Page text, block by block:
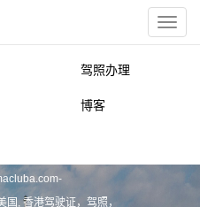
驾照办理
博客
-
国, 香港驾驶证，驾照，